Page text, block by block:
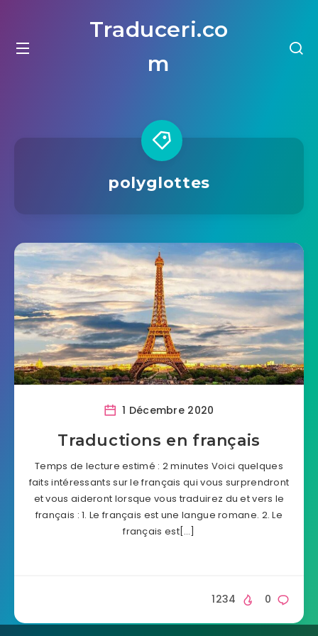
Traduceri.co
m
polyglottes
1 Décembre 2020
Traductions en français
Temps de lecture estimé : 2 minutes Voici quelques
faits intéressants sur le français qui vous surprendront
et vous aideront lorsque vous traduirez du et vers le
français : 1. Le français est une langue romane. 2. Le
français est[…]
0
1234